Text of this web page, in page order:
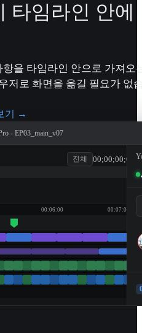
타임라인 안에
을 타임라인 안으로 가져오
저로 화면을 옮길 필요가 없
→
- EP03_main_v07
전체 00;00;00;00
00:06:00 00:07:00